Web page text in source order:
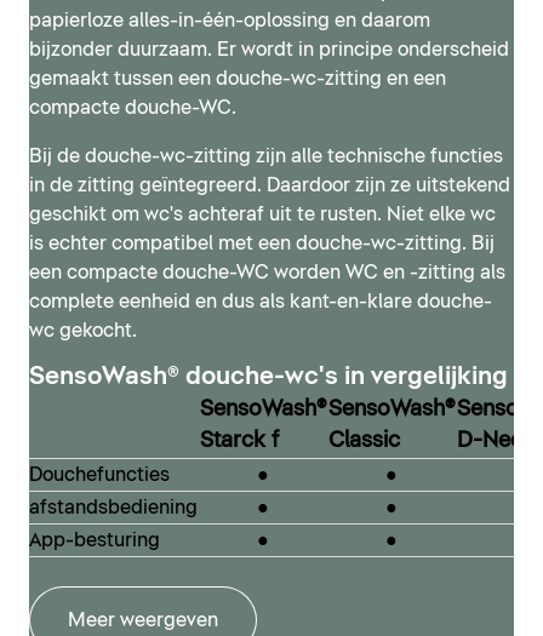
SensoWash® Classic
De SensoWash® Classic van Philippe Starck is
gebaseerd op de oorspronkelijke, klassieke
SensoWash®-stijl, waarbij de combinatie van deksel
en zitting zowel optisch als technologisch verder is
ontwikkeld. Zo ontstond het moderne, minimalistische
ontwerp, dat zich onderscheidt door de relatief
compacte technische eenheid, gecombineerd met
uitgebreide functies voor maximaal comfort.
SensoWash® Classic
SensoWash® D-Neo
Met de serie SensoWash® D-Neo presenteert Duravit
een modern douche-wc in het instapsegment –
compact van vorm en compact in prijs. Het past
moeiteloos in elke badkamer en past bij alle Duravit-
designseries. Zo kan ook met een bescheiden budget
de droom van een eigen designbadkamer inclusief
papierloze alles-in-één-oplossing en daarom
bijzonder duurzaam. Er wordt in principe onderscheid
gemaakt tussen een douche-wc-zitting en een
compacte douche-WC.
Bij de douche-wc-zitting zijn alle technische functies
in de zitting geïntegreerd. Daardoor zijn ze uitstekend
geschikt om wc's achteraf uit te rusten. Niet elke wc
is echter compatibel met een douche-wc-zitting. Bij
een compacte douche-WC worden WC en -zitting als
complete eenheid en dus als kant-en-klare douche-
wc gekocht.
SensoWash® douche-wc's in vergelijking
SensoWash®
Starck f
SensoWash®
Classic
D-Neo
Douchefuncties ● ●
afstandsbediening
● ●
App-besturing
● ●
Meer weergeven